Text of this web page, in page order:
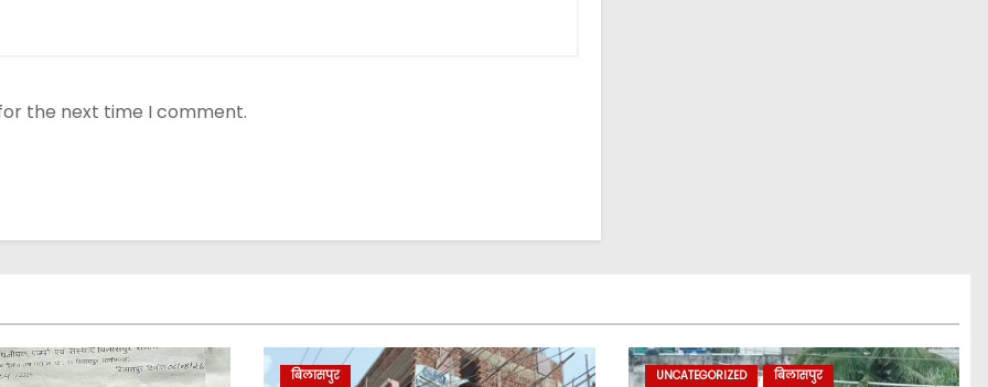
the next time I comment.
बिलासपुर UNCATEGORIZED बिलासपुर